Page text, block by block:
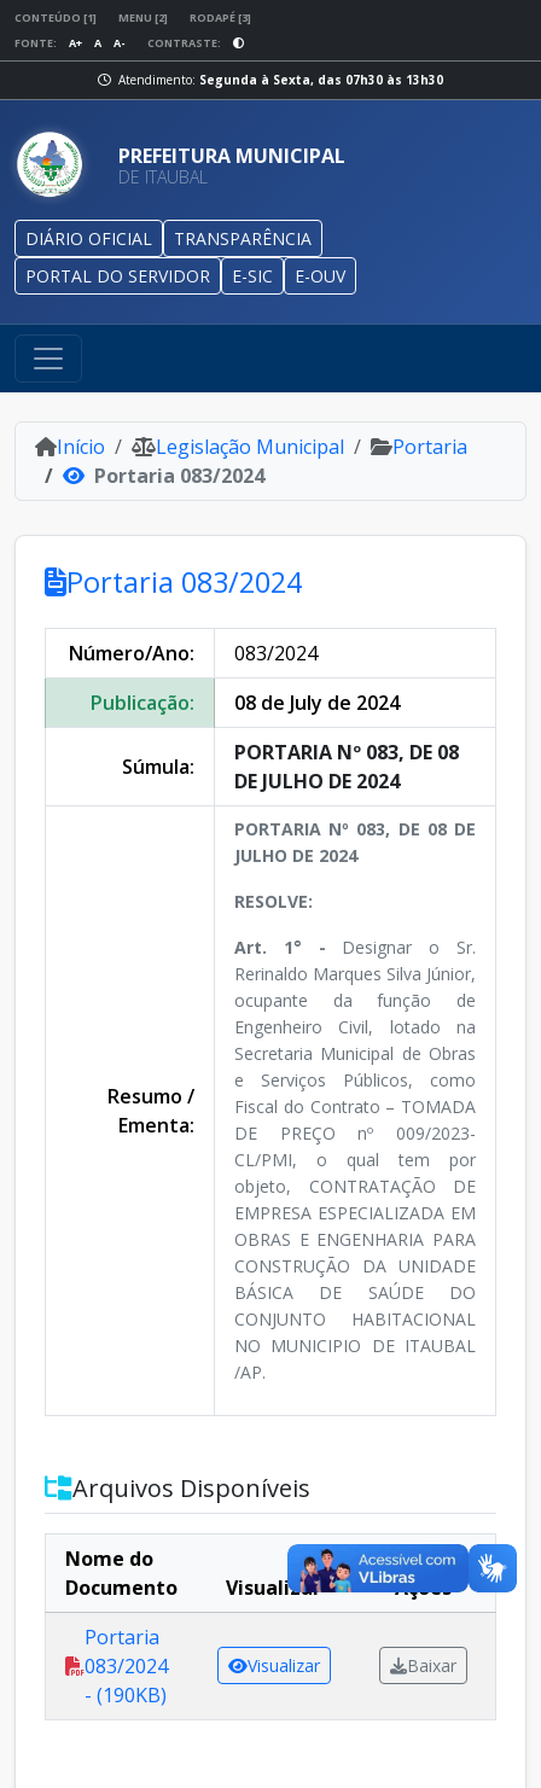
CONTEÚDO [1] MENU [2]
RODAPÉ [3]
FONTE:
A+ A A- CONTRASTE:
Atendimento: Segunda à Sexta, das 07h30 às 13h30
PREFEITURA MUNICIPAL
DE ITAUBAL
DIÁRIO OFICIAL
TRANSPARÊNCIA
PORTAL DO SERVIDOR
E-SIC E-OUV
Início Legislação Municipal
Portaria
Portaria 083/2024
Portaria 083/2024
Número/Ano:
083/2024
Publicação:
08 de July de 2024
Súmula:
PORTARIA Nº 083, DE 08
DE JULHO DE 2024
Resumo /
Ementa:
PORTARIA Nº 083, DE 08 DE
JULHO DE 2024
RESOLVE:
Art. 1° - Designar o Sr.
Rerinaldo Marques Silva Júnior,
ocupante da função de
Engenheiro Civil, lotado na
Secretaria Municipal de Obras
e Serviços Públicos, como
Fiscal do Contrato – TOMADA
DE PREÇO nº 009/2023-
CL/PMI, o qual tem por
objeto, CONTRATAÇÃO DE
EMPRESA ESPECIALIZADA EM
OBRAS E ENGENHARIA PARA
CONSTRUÇÃO DA UNIDADE
BÁSICA DE SAÚDE DO
CONJUNTO HABITACIONAL
NO MUNICIPIO DE ITAUBAL
/AP.
Arquivos Disponíveis
Nome do
Documento
Visualizar
Ações
Portaria
083/2024
- (190KB)
Visualizar Baixar